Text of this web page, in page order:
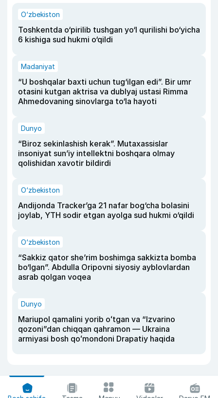
O‘zbekiston
Toshkentda o‘pirilib tushgan yo‘l qurilishi bo‘yicha
6 kishiga sud hukmi o‘qildi
Madaniyat
“U boshqalar baxti uchun tug‘ilgan edi”. Bir umr
otasini kutgan aktrisa va dublyaj ustasi Rimma
Ahmedovaning sinovlarga to‘la hayoti
Dunyo
“Biroz sekinlashish kerak”. Mutaxassislar
insoniyat sun’iy intellektni boshqara olmay
qolishidan xavotir bildirdi
O‘zbekiston
Andijonda Tracker’ga 21 nafar bog‘cha bolasini
joylab, YTH sodir etgan ayolga sud hukmi o‘qildi
O‘zbekiston
“Sakkiz qator she’rim boshimga sakkizta bomba
bo‘lgan”. Abdulla Oripovni siyosiy ayblovlardan
asrab qolgan voqea
Dunyo
Mariupol qamalini yorib oʻtgan va “Izvarino
qozoni”dan chiqqan qahramon — Ukraina
armiyasi bosh qoʻmondoni Drapatiy haqida